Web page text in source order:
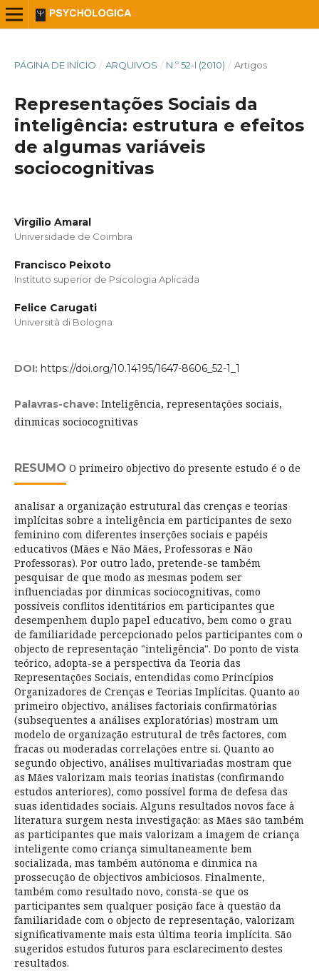
PÁGINA DE INÍCIO / ARQUIVOS / N.º 52-I (2010) / Artigos
Representações Sociais da
inteligência: estrutura e efeitos
de algumas variáveis
sociocognitivas
Virgílio Amaral
Universidade de Coimbra
Francisco Peixoto
Instituto superior de Psicologia Aplicada
Felice Carugati
Università di Bologna
DOI: https://doi.org/10.14195/1647-8606_52-1_1
Palavras-chave: Inteligência, representações sociais,
dinmicas sociocognitivas
RESUMO O primeiro objectivo do presente estudo é o de
analisar a organização estrutural das crenças e teorias
implícitas sobre a inteligência em participantes de sexo
feminino com diferentes inserções sociais e papéis
educativos (Mães e Não Mães, Professoras e Não
Professoras). Por outro lado, pretende-se também
pesquisar de que modo as mesmas podem ser
influenciadas por dinmicas sociocognitivas, como
possíveis conflitos identitários em participantes que
desempenhem duplo papel educativo, bem como o grau
de familiaridade percepcionado pelos participantes com o
objecto de representação "inteligência". Do ponto de vista
teórico, adopta-se a perspectiva da Teoria das
Representações Sociais, entendidas como Princípios
Organizadores de Crenças e Teorias Implícitas. Quanto ao
primeiro objectivo, análises factoriais confirmatórias
(subsequentes a análises exploratórias) mostram um
modelo de organização estrutural de três factores, com
fracas ou moderadas correlações entre si. Quanto ao
segundo objectivo, análises multivariadas mostram que
as Mães valorizam mais teorias inatistas (confirmando
estudos anteriores), como possível forma de defesa das
suas identidades sociais. Alguns resultados novos face à
literatura surgem nesta investigação: as Mães são também
as participantes que mais valorizam a imagem de criança
inteligente como criança simultaneamente bem
socializada, mas também autónoma e dinmica na
prossecução de objectivos ambiciosos. Finalmente,
também como resultado novo, consta-se que os
participantes sem qualquer posição face à questão da
familiaridade com o objecto de representação, valorizam
significativamente mais esta última teoria implícita. São
sugeridos estudos futuros para esclarecimento destes
resultados.